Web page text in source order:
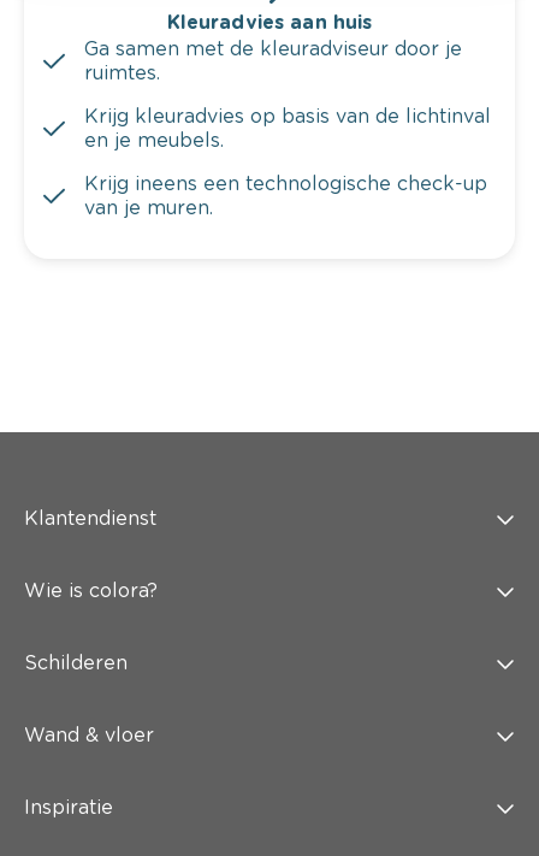
Kleuradvies aan huis
Ga samen met de kleuradviseur door je
ruimtes.
Krijg kleuradvies op basis van de lichtinval
en je meubels.
Krijg ineens een technologische check-up
van je muren.
Klantendienst
Wie is colora?
Schilderen
Wand & vloer
Inspiratie